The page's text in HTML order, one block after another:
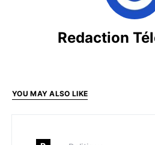
Redaction
YOU MAY ALSO LIKE